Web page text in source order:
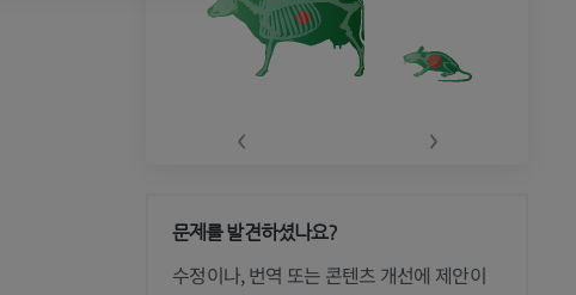
‹ ›
문제를 발견하셨나요?
수정이나, 번역 또는 콘텐츠 개선에 제안이